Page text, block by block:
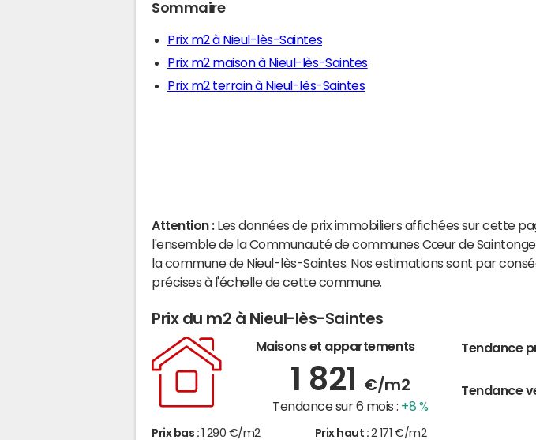
Sommaire
Prix m2 à Nieul-lès-Saintes
Prix m2 maison à Nieul-lès-Saintes
Prix m2 terrain à Nieul-lès-Saintes
Attention : Les données de prix immobiliers affichées sur cette
l'ensemble de la Communauté de communes Cœur de
la commune de Nieul-lès-Saintes. Nos estimations sont par
précises à l'échelle de cette commune.
Prix du m2 à Nieul-lès-Saintes
Maisons et appartements
1 821 €/m2
Tendance sur 6 mois : +8 %
Tendance
Tendance
Prix bas : 1 290 €/m2 Prix haut : 2 171 €/m2